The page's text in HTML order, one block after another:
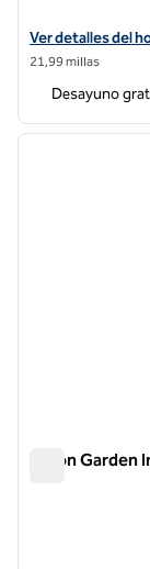
Ver detalles del
Ver detalles del
21,99 millas
Desayuno
1 de 12
Hilton Garden